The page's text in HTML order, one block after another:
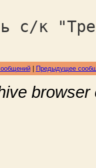
с/к
| Предыдущее